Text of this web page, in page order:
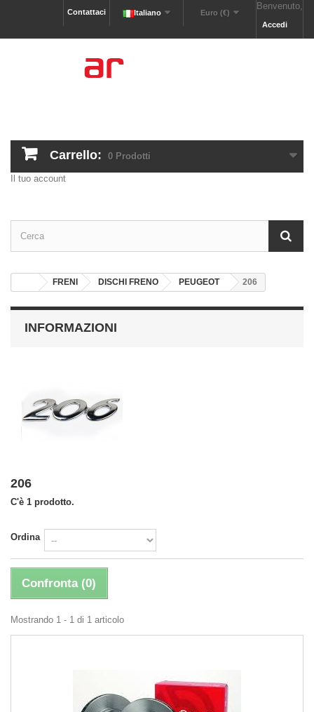
Benvenuto,
Accedi
Euro (€)
Italiano
Contattaci
Carrello: 0 Prodotti
Il tuo account
FRENI DISCHI FRENO PEUGEOT 206
INFORMAZIONI
206
C'è 1 prodotto.
Ordina
Confronta (0)
Mostrando 1 - 1 di 1 articolo